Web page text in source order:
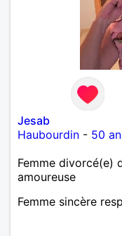
Jesab
Haubourdin - 50
Femme divorcé(e)
amoureuse
Femme sincère